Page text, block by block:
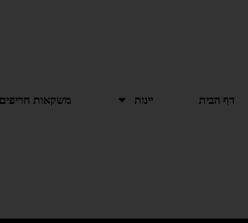
דף הבית יינות משקאות חריפים